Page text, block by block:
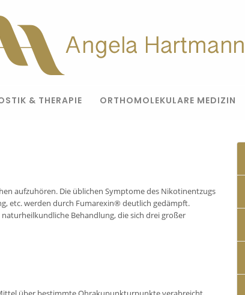
& THERAPIE ORTHOMOLEKULARE MEDIZIN
aufzuhören. Die üblichen Symptome des Nikotinentzugs
etc. werden durch Fumarexin® deutlich gedämpft.
Behandlung, die sich drei großer